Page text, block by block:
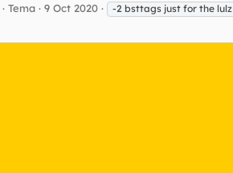
Tema 9 Oct 2020 -2 bsttags just for the lulz